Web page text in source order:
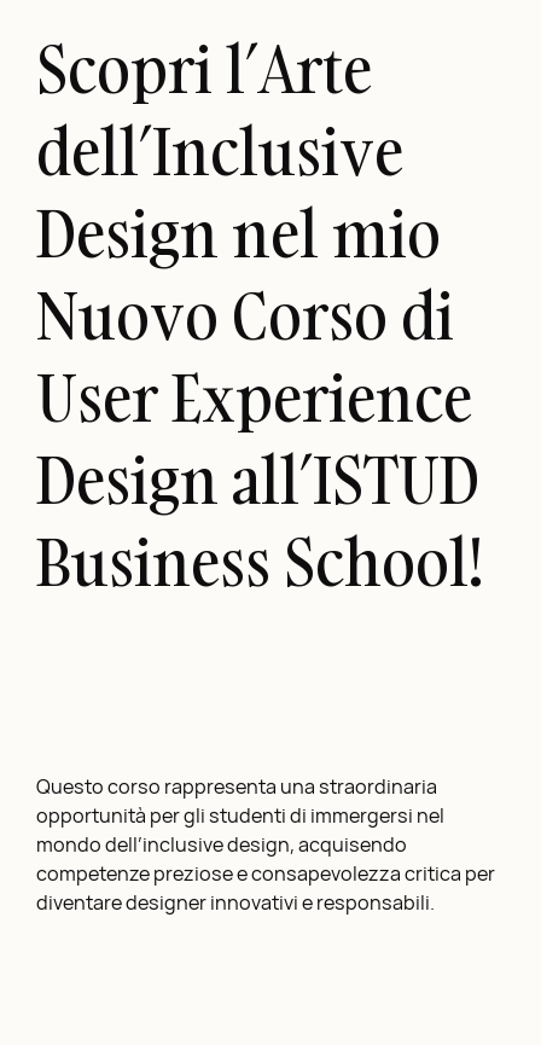
Scopri l’Arte
dell’Inclusive
Design nel mio
Nuovo Corso di
User Experience
Design all’ISTUD
Business School!
Questo corso rappresenta una straordinaria
opportunità per gli studenti di immergersi nel
mondo dell’inclusive design, acquisendo
competenze preziose e consapevolezza critica per
diventare designer innovativi e responsabili.